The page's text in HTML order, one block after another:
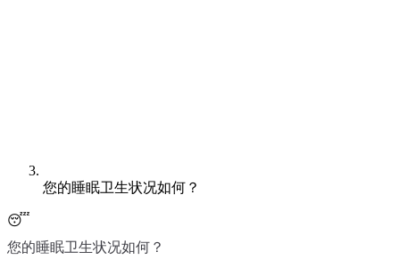
您的睡眠卫生状况如何？
😴
您的睡眠卫生状况如何？